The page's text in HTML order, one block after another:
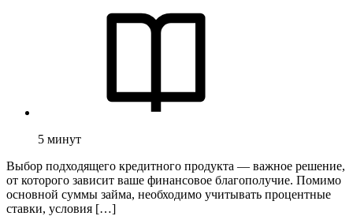
5 минут
Выбор подходящего кредитного продукта — важное решение,
от которого зависит ваше финансовое благополучие. Помимо
основной суммы займа, необходимо учитывать процентные
ставки, условия […]